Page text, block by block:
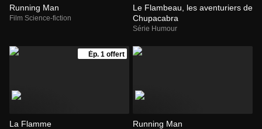
Running Man
Film Science-fiction
Le Flambeau, les aventuriers de
Chupacabra
Série Humour
Ép. 1 offert
La Flamme Running Man